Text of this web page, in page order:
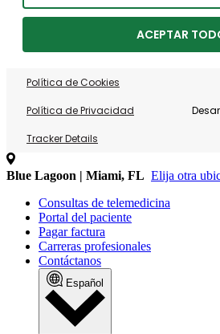
ACEPTAR
Política de Cookies
Política de Privacidad
Tracker Details
Blue Lagoon | Miami, FL Elija otra
Consultas de telemedicina
Portal del paciente
Pagar factura
Carreras profesionales
Contáctanos
Español